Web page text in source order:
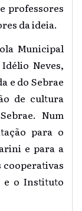
professores
da ideia.
Municipal
Neves,
e do Sebrae
de cultura
Num
para o
e para a
cooperativas
e o Instituto